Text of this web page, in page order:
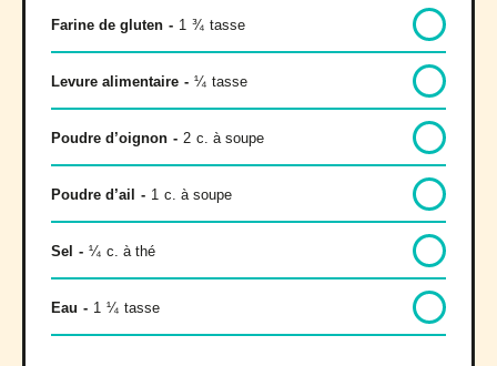
Farine de gluten - 1 ¾ tasse
Levure alimentaire - ¼ tasse
Poudre d’oignon - 2 c. à soupe
Poudre d’ail - 1 c. à soupe
Sel - ¼ c. à thé
Eau - 1 ¼ tasse